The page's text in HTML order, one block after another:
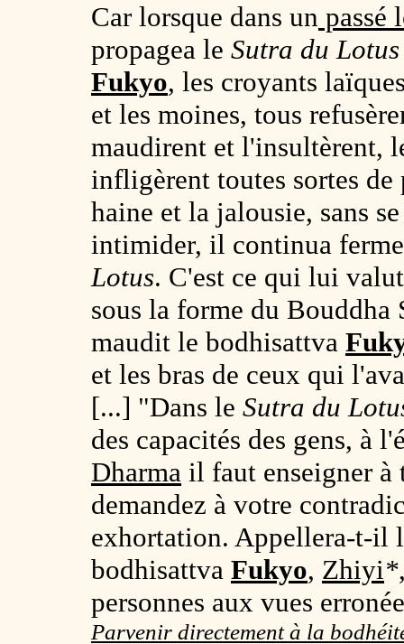
Car lorsque dans un passé
propagea le Sutra du Lotus
Fukyo, les croyants
et les moines, tous
maudirent et l'insultèrent,
infligèrent toutes sortes
haine et la jalousie, sans
intimider, il continua
Lotus. C'est ce qui lui
sous la forme du
maudit le bodhisattva
et les bras de ceux qui
[...] "Dans le Sutra du
des capacités des gens, à
Dharma il faut enseigner
demandez à votre
exhortation. Appellera-t-il
bodhisattva Fukyo, Zhiyi*
personnes aux vues
Parvenir directement à la